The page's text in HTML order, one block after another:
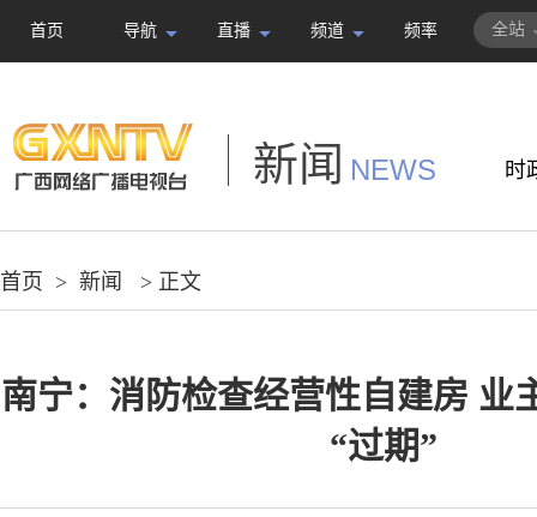
首页 导航 直播 频道 频率 全站
新闻 NEWS 时
首页 > 新闻 > 正文
南宁：消防检查经营性自建房 业
“过期”